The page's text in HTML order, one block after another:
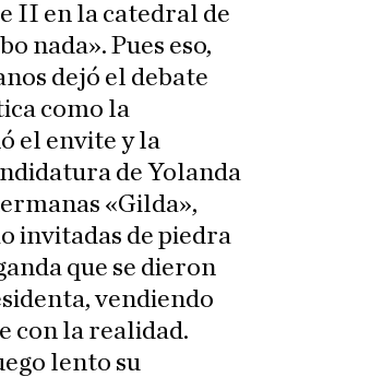
II en la catedral de
nada». Pues eso,
dejó el debate
como la
el envite y la
de Yolanda
«Gilda»,
invitadas de piedra
que se dieron
vendiendo
con la realidad.
lento su